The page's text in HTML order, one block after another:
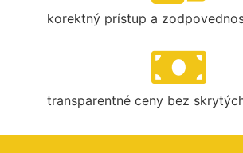
korektný prístup a
transparentné ceny bez